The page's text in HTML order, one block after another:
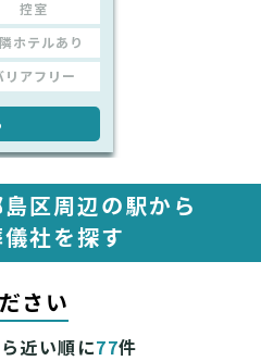
控室
ホテルあり
リアフリー
区周辺の駅から
社を探す
さい
近い順に77件